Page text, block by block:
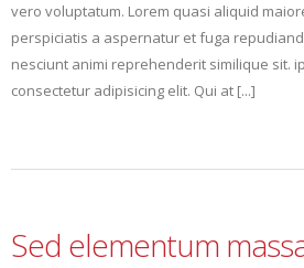
vero voluptatum. Lorem quasi aliquid
perspiciatis a aspernatur et fuga
nesciunt animi reprehenderit similique sit.
consectetur adipisicing elit. Qui at [...]
Sed elementum